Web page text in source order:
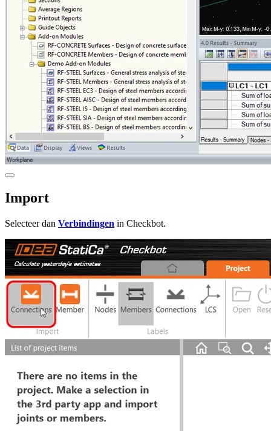
Import
Selecteer dan Verbindingen in Checkbot.